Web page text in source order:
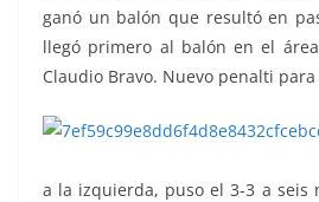
ganó un balón que resultó en
llegó primero al balón en el
Claudio Bravo. Nuevo penalti
a la izquierda, puso el 3-3 a seis